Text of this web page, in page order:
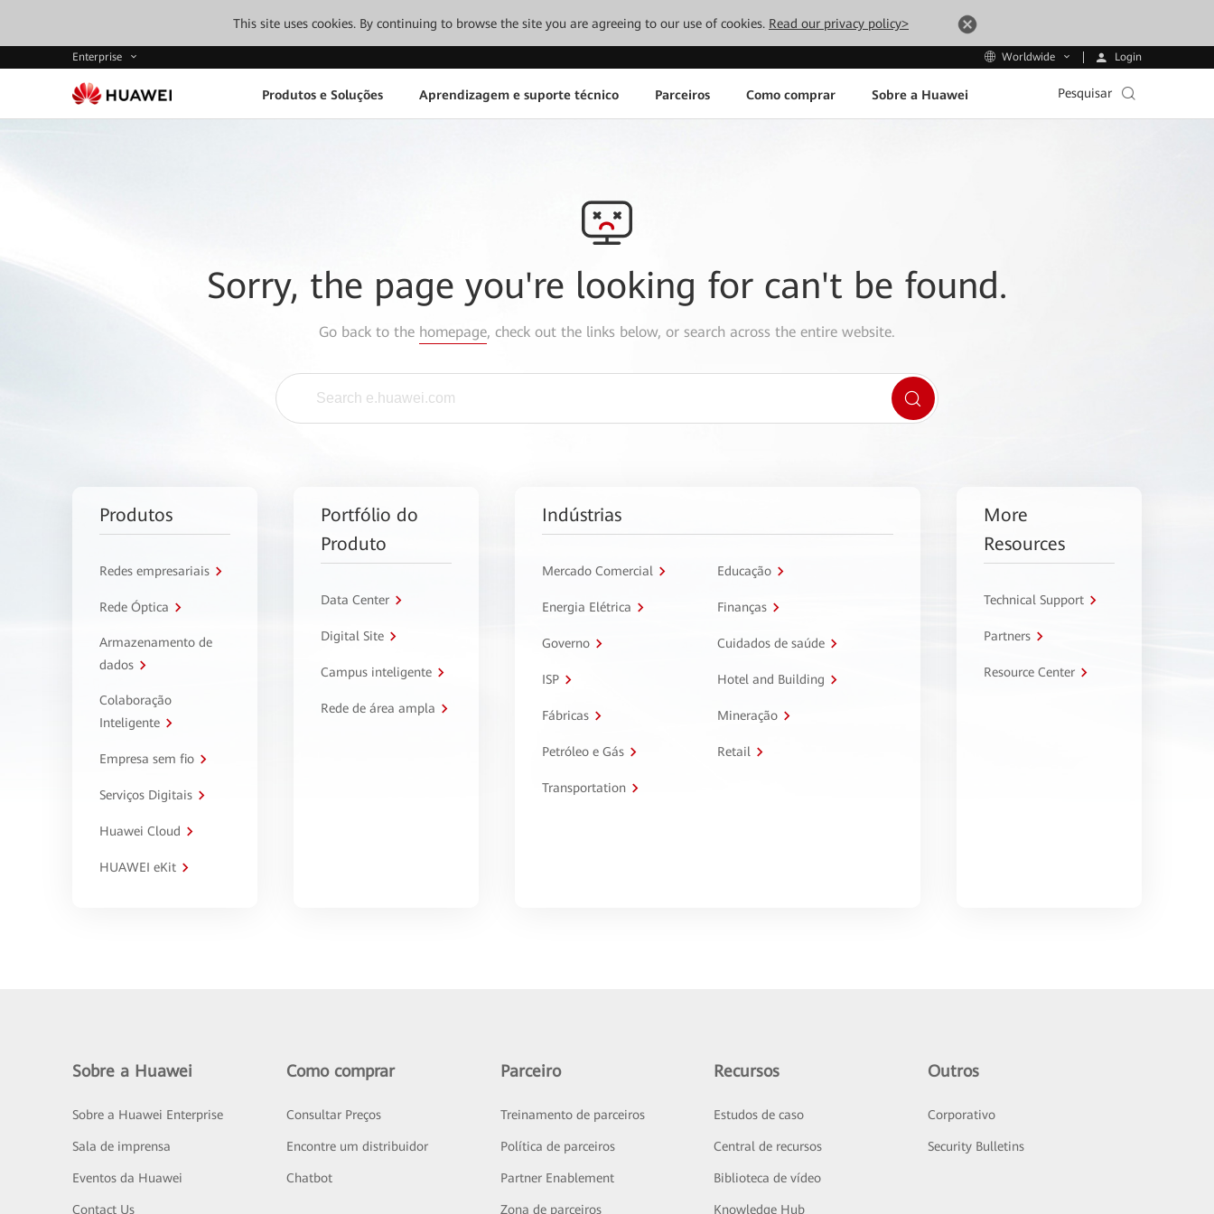
This site uses cookies. By continuing to browse the site you are agreeing to our use of cookies. Read our privacy policy>
Enterprise Worldwide Login
Produtos e Soluções Aprendizagem e suporte técnico Parceiros Como comprar Sobre a Huawei Pesquisar
Sorry, the page you're looking for can't be found.
Go back to the homepage, check out the links below, or search across the entire website.
Produtos
Redes empresariais
Rede Óptica
Armazenamento de
dados
Colaboração
Inteligente
Empresa sem fio
Serviços Digitais
Huawei Cloud
HUAWEI eKit
Portfólio do
Produto
Data Center
Digital Site
Campus inteligente
Rede de área ampla
Indústrias
Mercado Comercial Educação
Energia Elétrica Finanças
Governo Cuidados de saúde
ISP Hotel and Building
Fábricas Mineração
Petróleo e Gás Retail
Transportation
More
Resources
Technical Support
Partners
Resource Center
Sobre a Huawei
Sobre a Huawei Enterprise
Sala de imprensa
Eventos da Huawei
Contact Us
Como comprar
Consultar Preços
Encontre um distribuidor
Chatbot
Parceiro
Treinamento de parceiros
Política de parceiros
Partner Enablement
Zona de parceiros
Recursos
Estudos de caso
Central de recursos
Biblioteca de vídeo
Knowledge Hub
Outros
Corporativo
Security Bulletins